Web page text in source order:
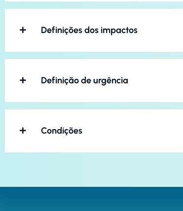
Definições dos impactos
Definição de urgência
Condições